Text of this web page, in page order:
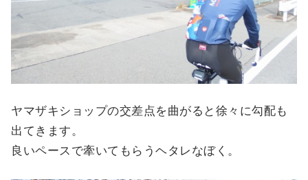
ヤマザキショップの交差点を曲がると徐々に勾配も
出てきます。
良いペースで牽いてもらうヘタレなぼく。